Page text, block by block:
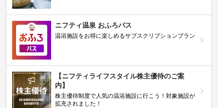
ニフティ温泉 おふろパス
温浴施設をお得に楽しめるサブスクリプションプラン
【ニフティライフスタイル株主優待のご案
内】
株主優待制度で人気の温浴施設に行こう！対象施設が
拡充されました！